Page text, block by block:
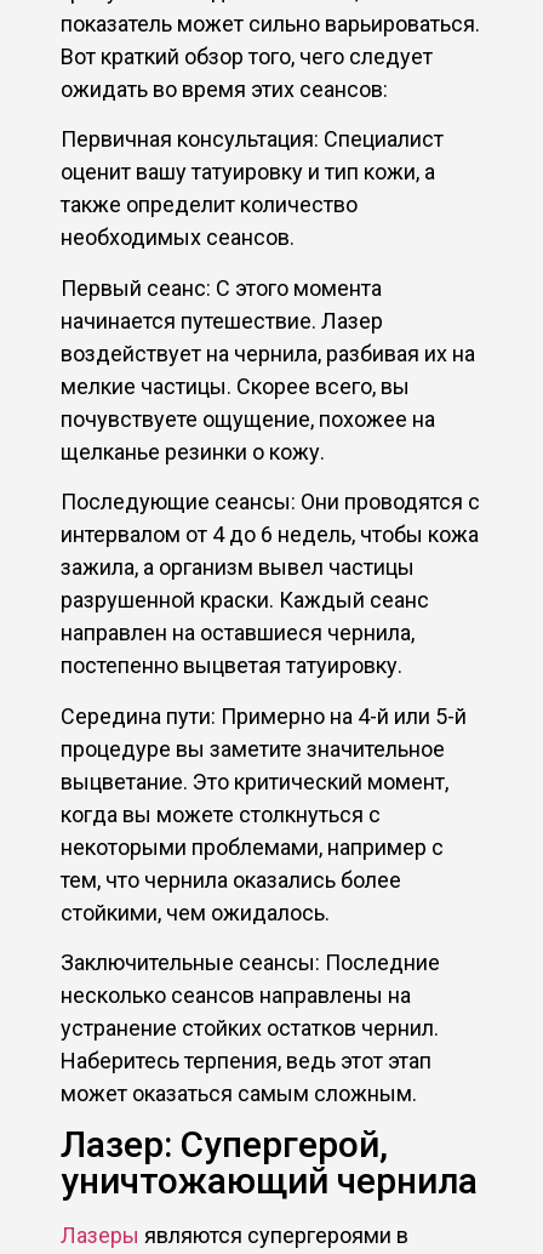
показатель может сильно варьироваться.
Вот краткий обзор того, чего следует
ожидать во время этих сеансов:
Первичная консультация: Специалист
оценит вашу татуировку и тип кожи, а
также определит количество
необходимых сеансов.
Первый сеанс: С этого момента
начинается путешествие. Лазер
воздействует на чернила, разбивая их на
мелкие частицы. Скорее всего, вы
почувствуете ощущение, похожее на
щелканье резинки о кожу.
Последующие сеансы: Они проводятся с
интервалом от 4 до 6 недель, чтобы кожа
зажила, а организм вывел частицы
разрушенной краски. Каждый сеанс
направлен на оставшиеся чернила,
постепенно выцветая татуировку.
Середина пути: Примерно на 4-й или 5-й
процедуре вы заметите значительное
выцветание. Это критический момент,
когда вы можете столкнуться с
некоторыми проблемами, например с
тем, что чернила оказались более
стойкими, чем ожидалось.
Заключительные сеансы: Последние
несколько сеансов направлены на
устранение стойких остатков чернил.
Наберитесь терпения, ведь этот этап
может оказаться самым сложным.
Лазер: Супергерой,
уничтожающий чернила
Лазеры являются супергероями в